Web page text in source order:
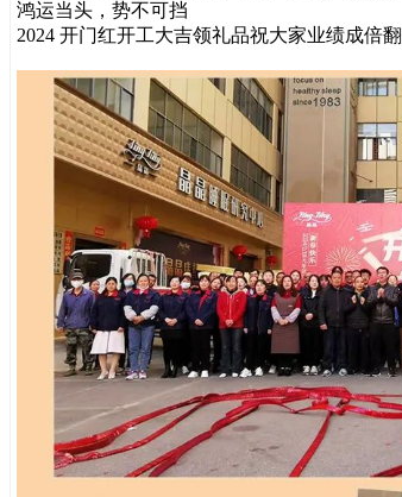
鸿运当头，势不可挡
2024 开门红开工大吉领礼品祝大家业绩成倍翻